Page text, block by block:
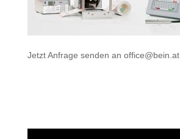
Jetzt Anfrage senden an office@bein.at